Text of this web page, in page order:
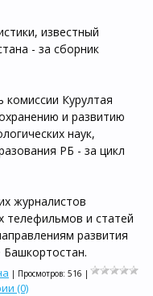
известный
- за сборник
комиссии Курултая
и развитию
наук,
РБ - за цикл
журналистов
телефильмов и статей
развития
Башкортостан.
| Просмотров: 516 |
(0)